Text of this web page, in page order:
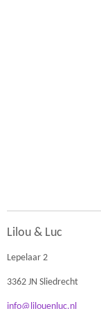
Lilou & Luc
Lepelaar 2
3362 JN Sliedrecht
info@lilouenluc.nl